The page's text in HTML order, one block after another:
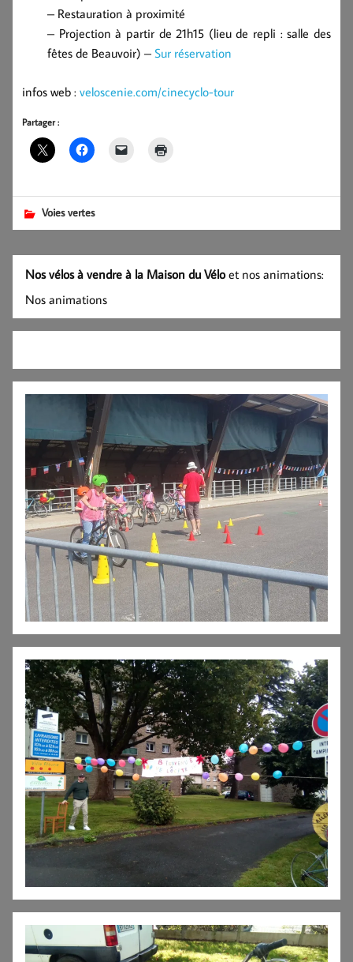
– Restauration à proximité
– Projection à partir de 21h15 (lieu de repli : salle des
fêtes de Beauvoir) – Sur réservation
infos web : veloscenie.com/cinecyclo-tour
Partager :
Voies vertes
Nos vélos à vendre à la Maison du Véloet nos animations:
Nos animations